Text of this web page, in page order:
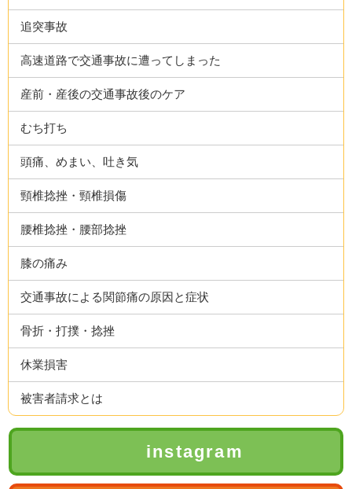
追突事故
高速道路で交通事故に遭ってしまった
産前・産後の交通事故後のケア
むち打ち
頭痛、めまい、吐き気
頸椎捻挫・頸椎損傷
腰椎捻挫・腰部捻挫
膝の痛み
交通事故による関節痛の原因と症状
骨折・打撲・捻挫
休業損害
被害者請求とは
instagram